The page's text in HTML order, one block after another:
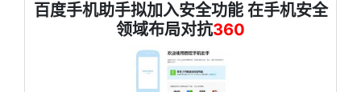
百度手机助手拟加入安全功能 在手机安全
领域布局对抗360